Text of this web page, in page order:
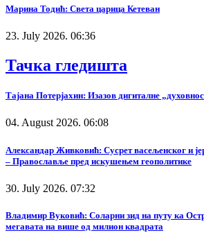
Марина Тодић: Света царица Кетеван
23. July 2026. 06:36
Тачка гледишта
Тајана Потерјахин: Изазов дигиталне
04. August 2026. 06:08
Александар Живковић: Сусрет васељенског и
– Православље пред искушењем геополитике
30. July 2026. 07:32
Владимир Вуковић: Соларни зид на путу ка
мегавата на више од милион квадрата